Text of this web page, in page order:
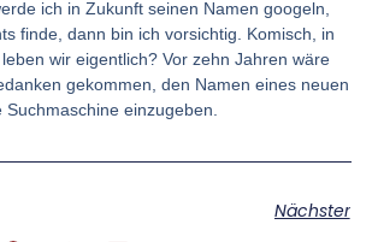
ich in Zukunft seinen Namen googeln,
finde, dann bin ich vorsichtig. Komisch, in
wir eigentlich? Vor zehn Jahren wäre
gekommen, den Namen eines neuen
Suchmaschine einzugeben.
Nächster